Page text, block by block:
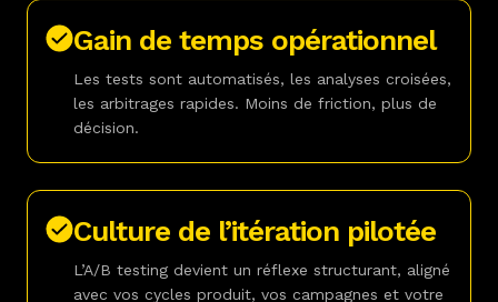
Gain de temps opérationnel
Les tests sont automatisés, les analyses croisées,
les arbitrages rapides. Moins de friction, plus de
décision.
Culture de l’itération pilotée
L’A/B testing devient un réflexe structurant, aligné
avec vos cycles produit, vos campagnes et votre